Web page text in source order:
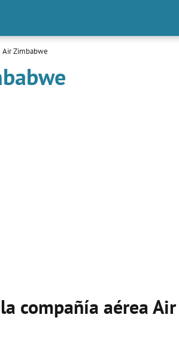
Air Zimbabwe
compañía aérea Air